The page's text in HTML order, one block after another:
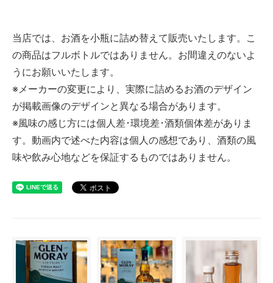
当店では、お酒を小瓶に詰め替えて販売いたします。こ
の商品はフルボトルではありません。お間違えのないよ
うにお願いいたします。
※メーカーの変更により、実際に詰めるお酒のデザイン
が掲載画像のデザインと異なる場合があります。
※風味の感じ方には個人差･環境差･酒類個体差がありま
す。動画内で述べた内容は個人の感想であり、酒類の風
味や飲み心地などを保証するものではありません。